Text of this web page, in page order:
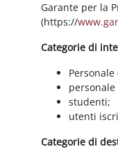
Garante per la
(https://
Categorie di
studenti;
utenti
Categorie di